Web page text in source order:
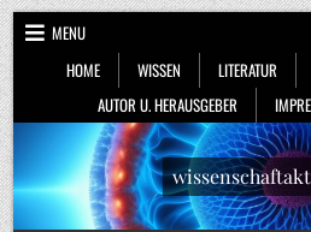
Skip
to
content
MENU
HOME
WISSEN LITERATUR
AUTOR U. HERAUSGEBER